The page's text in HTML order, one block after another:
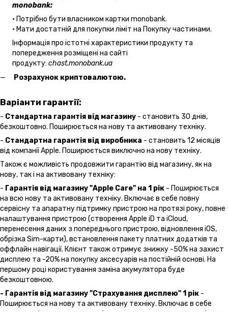
monobank:
• Потрібно бути власником картки monobank.
• Мати достатній для покупки ліміт на Покупку частинами.
Інформація про істотні характеристики продукту та
попередження розміщені на сайті
продукту: chast.monobank.ua
Розрахунок криптовалютою.
Варіанти гарантії:
- Стандартна гарантія від магазину - становить 30 днів,
безкоштовно. Поширюється на нову та активовану техніку.
- Стандартна гарантія від виробника - становить 12 місяців
від компанії Apple. Поширюється виключно на нову техніку.
Також є можливість продовжити гарантію від магазину, як на
нову, так і на активовану техніку:
- Гарантія від магазину "Apple Care" на 1 рік - Поширюється
на всю нову та активовану техніку. Включає в себе повну
сервісну та апаратну підтримку пристрою на протязі року, повне
налаштування пристрою (створення Apple iD та iCloud,
перенесення даних з попереднього пристрою, відновлення іOS,
обрізка Sim-карти), встановлення пакету платних додатків та
оффлайн навігації. Клієнт також отримує знижку -50% на захист
дисплею та -20% на покупку аксесуарів на постійній основі. На
першому році користування заміна акумулятора буде
безкоштовною.
- Гарантія від магазину "Страхування дисплею" 1 рік -
Поширюється на нову та активовану техніку. Включає в себе